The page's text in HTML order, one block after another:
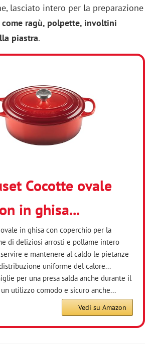
lasciato intero per la preparazione
ragù, polpette, involtini
piastra.
Cocotte ovale
in ghisa...
ovale in ghisa con coperchio per la
di deliziosi arrosti e pollame intero
e mantenere al caldo le pietanze
uniforme del calore...
per una presa salda anche durante il
utilizzo comodo e sicuro anche...
Vedi su Amazon